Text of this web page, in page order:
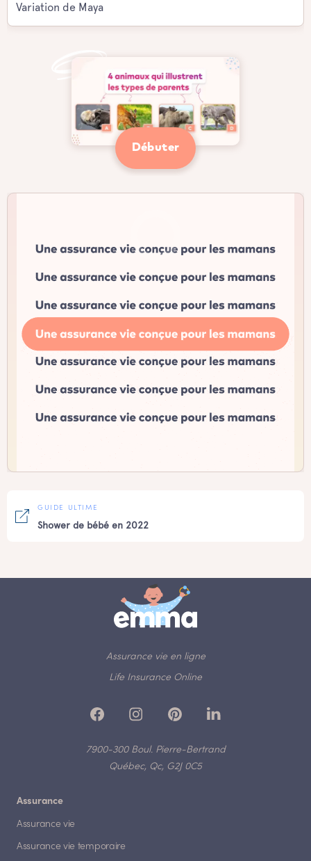
Variation de Maya
Débuter
GUIDE ULTIME
Shower de bébé en 2022
Assurance vie en ligne
Life Insurance Online
7900-300 Boul. Pierre-Bertrand
Québec, Qc, G2J 0C5
Assurance
Assurance vie
Assurance vie temporaire